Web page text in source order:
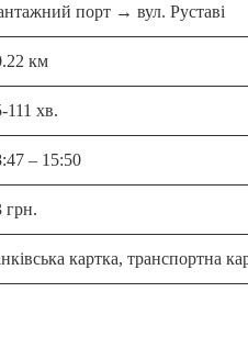
порт → вул. Руставі
км
111 хв.
– 15:50
грн.
картка, транспортна